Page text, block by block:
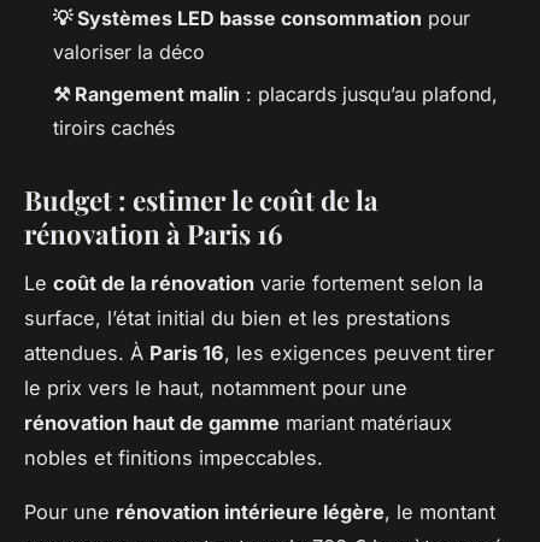
💡 Systèmes LED basse consommation pour
valoriser la déco
⚒️ Rangement malin : placards jusqu’au plafond,
tiroirs cachés
Budget : estimer le coût de la
rénovation à Paris 16
Le coût de la rénovation varie fortement selon la
surface, l’état initial du bien et les prestations
attendues. À Paris 16, les exigences peuvent tirer
le prix vers le haut, notamment pour une
rénovation haut de gamme mariant matériaux
nobles et finitions impeccables.
Pour une rénovation intérieure légère, le montant